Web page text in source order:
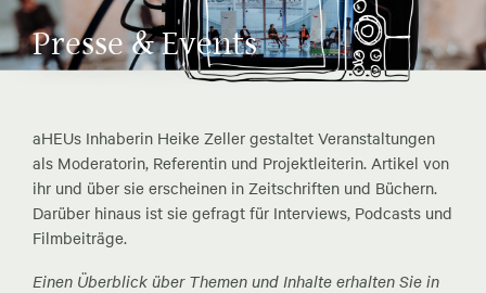
Presse & Events
aHEUs Inhaberin Heike Zeller gestaltet Veranstaltungen
als Moderatorin, Referentin und Projektleiterin. Artikel von
ihr und über sie erscheinen in Zeitschriften und Büchern.
Darüber hinaus ist sie gefragt für Interviews, Podcasts und
Filmbeiträge.
Einen Überblick über Themen und Inhalte erhalten Sie in